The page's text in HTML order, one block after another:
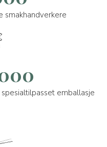
smakhandverkere
emballasje